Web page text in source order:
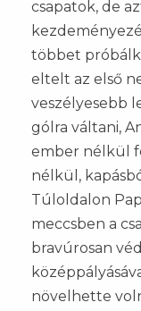
csapatok, de
többet
eltelt az első
veszélyesebb
gólra váltani,
ember nélkül
nélkül,
Túloldalon
meccsben a
bravúrosan
növelhette